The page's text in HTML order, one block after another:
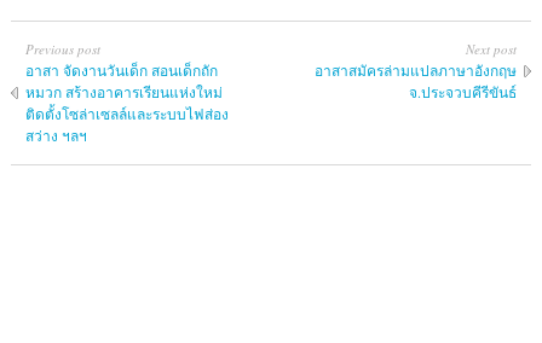
Previous post
อาสา จัดงานวันเด็ก สอนเด็กถัก
หมวก สร้างอาคารเรียนแห่งใหม่
ติดตั้งโซล่าเซลล์และระบบไฟส่อง
สว่าง ฯลฯ
Next post
อาสาสมัครล่ามแปลภาษาอังกฤษ
จ.ประจวบคีรีขันธ์